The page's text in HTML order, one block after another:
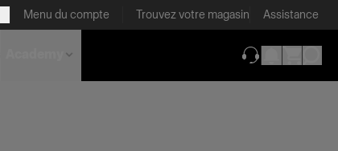
Menu du compte Trouvez votre magasin Assistance